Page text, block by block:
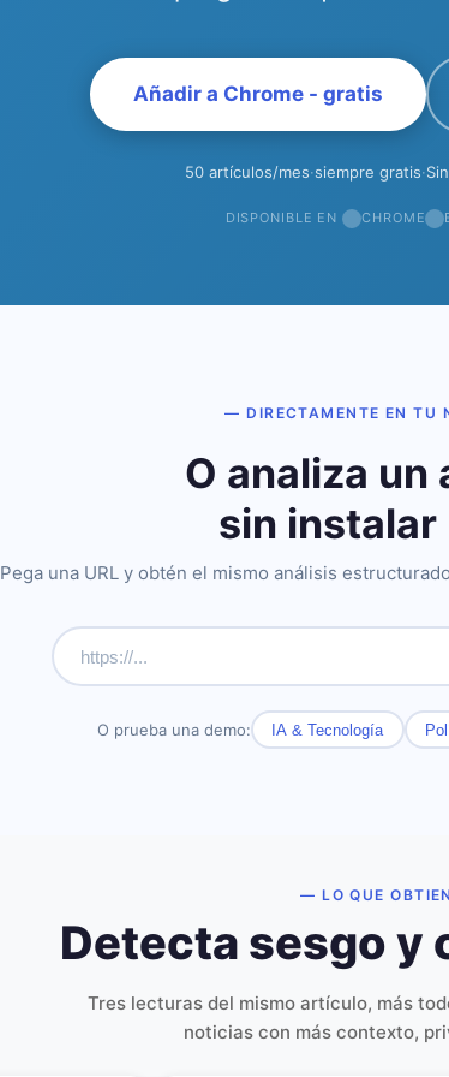
Añadir a Chrome - gratis
50 artículos/mes·siempre gratis·
DISPONIBLE EN CHROME
— DIRECTAMENTE EN TU
O analiza un
sin instalar
Pega una URL y obtén el mismo análisis
O prueba una demo: IA & Tecnología
— LO QUE
Detecta sesgo y
Tres lecturas del mismo artículo, más
noticias con más contexto,